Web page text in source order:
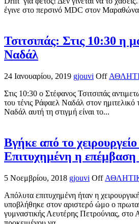
έγινε στο περσινό MDC στον
Τσιτσιπάς: Στις 10:30 η
Ναδάλ
24 Ιανουαρίου, 2019 gjouvi Off
Στις 10:30 ο Στέφανος Τσιτσιπάς
του τένις Ράφαελ Ναδάλ στον
Ναδάλ αυτή τη στιγμή είναι το...
Βγήκε από το
Επιτυχημένη η
5 Νοεμβρίου, 2018 gjouvi Off
Απόλυτα επιτυχημένη ήταν η
υποβλήθηκε στον αριστερό ώμο ο
γυμναστικής Λευτέρης Πετρούνιας, στο